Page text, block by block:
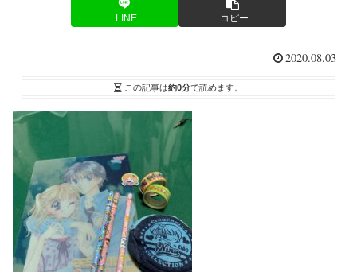
LINE コピー
2020.08.03
この記事は約0分で読めます。